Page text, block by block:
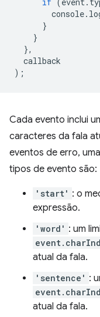
console.
}
}
},
callback
);
Cada evento inclui
caracteres da fala
eventos de erro,
tipos de evento são:
'start' : o
expressão.
'word' : um
atual da fala.
'sentence' :
atual da fala.